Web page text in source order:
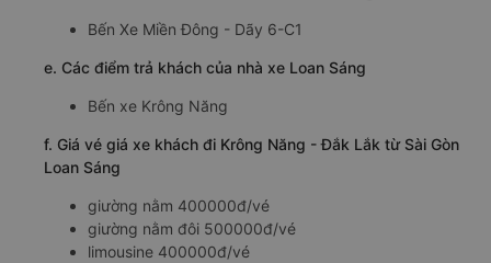
Bến Xe Miền Đông - Dãy 6-C1
e. Các điểm trả khách của nhà xe Loan Sáng
Bến xe Krông Năng
f. Giá vé giá xe khách đi Krông Năng - Đắk Lắk từ Sài Gòn
Loan Sáng
giường nằm 400000đ/vé
giường nằm đôi 500000đ/vé
limousine 400000đ/vé